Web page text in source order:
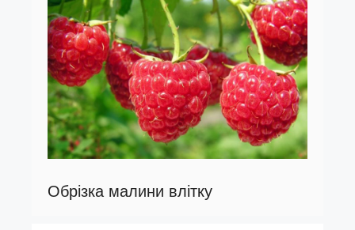
Обрізка малини влітку